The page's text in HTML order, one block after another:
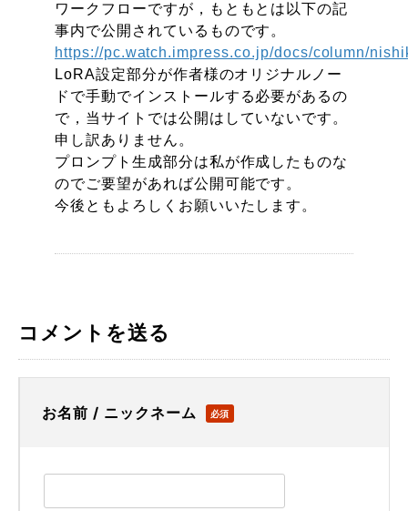
ワークフローですが，もともとは以下の記
事内で公開されているものです。
https://pc.watch.impress.co.jp/docs/column/
LoRA設定部分が作者様のオリジナルノー
ドで手動でインストールする必要があるの
で，当サイトでは公開はしていないです。
申し訳ありません。
プロンプト生成部分は私が作成したものな
のでご要望があれば公開可能です。
今後ともよろしくお願いいたします。
コメントを送る
お名前 / ニックネーム 必須